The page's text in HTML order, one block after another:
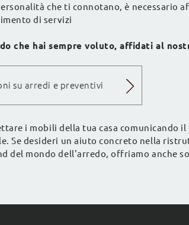
che ti connotano, è
di servizi
che hai sempre voluto, affidati al
su arredi e preventivi
i mobili della tua casa comunicando
Se desideri un aiuto concreto nella
del mondo dell'arredo, offriamo anche